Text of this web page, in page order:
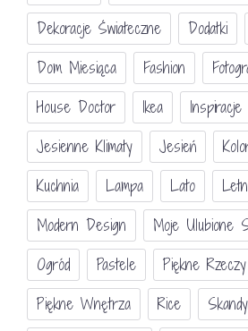
Dekoracje Świateczne
Dodatki
Dom Miesiąca
Fashion
House Doctor
Ikea
Inspiracje
Jesienne Klimaty
Jesień
Kuchnia
Lampa Lato
Modern Design
Moje Ulubione
Ogród
Pastele
Piękne Rzeczy
Piękne Wnętrza
Rice